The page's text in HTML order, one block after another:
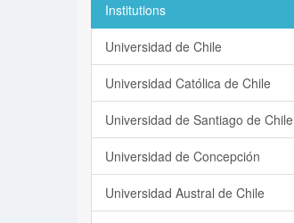
Institutions
Universidad de Chile
Universidad Católica de Chile
Universidad de Santiago de Chile
Universidad de Concepción
Universidad Austral de Chile